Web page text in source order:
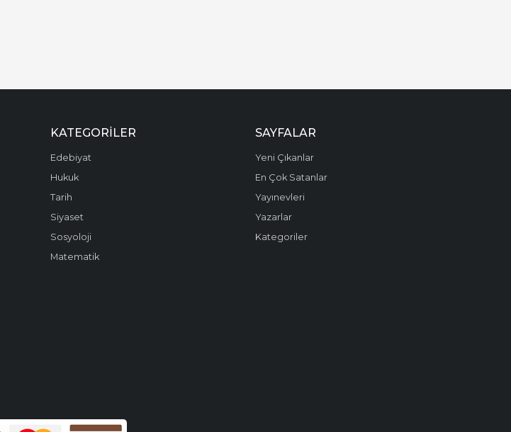
KATEGORILER
Edebiyat
Hukuk
Tarih
Siyaset
Sosyoloji
Matematik
SAYFALAR
Yeni Çıkanlar
En Çok Satanlar
Yayınevleri
Yazarlar
Kategoriler